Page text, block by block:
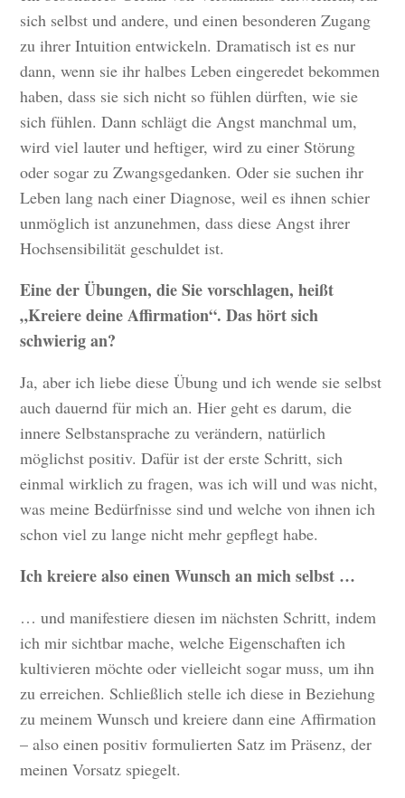
sich selbst und andere, und einen besonderen Zugang
zu ihrer Intuition entwickeln. Dramatisch ist es nur
dann, wenn sie ihr halbes Leben eingeredet bekommen
haben, dass sie sich nicht so fühlen dürften, wie sie
sich fühlen. Dann schlägt die Angst manchmal um,
wird viel lauter und heftiger, wird zu einer Störung
oder sogar zu Zwangsgedanken. Oder sie suchen ihr
Leben lang nach einer Diagnose, weil es ihnen schier
unmöglich ist anzunehmen, dass diese Angst ihrer
Hochsensibilität geschuldet ist.
Eine der Übungen, die Sie vorschlagen, heißt
„Kreiere deine Affirmation“. Das hört sich
schwierig an?
Ja, aber ich liebe diese Übung und ich wende sie selbst
auch dauernd für mich an. Hier geht es darum, die
innere Selbstansprache zu verändern, natürlich
möglichst positiv. Dafür ist der erste Schritt, sich
einmal wirklich zu fragen, was ich will und was nicht,
was meine Bedürfnisse sind und welche von ihnen ich
schon viel zu lange nicht mehr gepflegt habe.
Ich kreiere also einen Wunsch an mich selbst …
… und manifestiere diesen im nächsten Schritt, indem
ich mir sichtbar mache, welche Eigenschaften ich
kultivieren möchte oder vielleicht sogar muss, um ihn
zu erreichen. Schließlich stelle ich diese in Beziehung
zu meinem Wunsch und kreiere dann eine Affirmation
– also einen positiv formulierten Satz im Präsenz, der
meinen Vorsatz spiegelt.